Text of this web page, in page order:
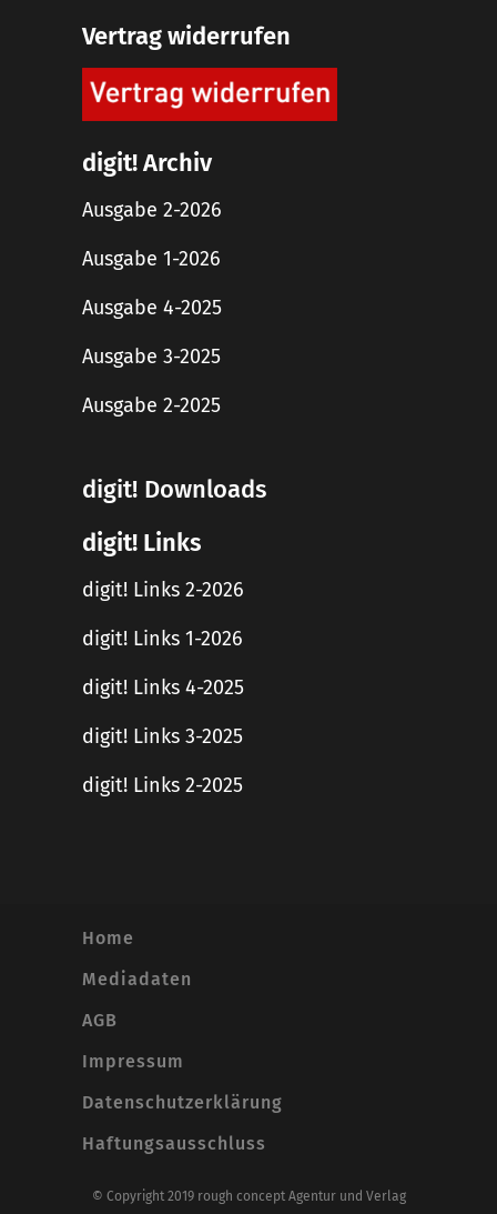
Vertrag widerrufen
digit! Archiv
Ausgabe 2-2026
Ausgabe 1-2026
Ausgabe 4-2025
Ausgabe 3-2025
Ausgabe 2-2025
digit! Downloads
digit! Links
digit! Links 2-2026
digit! Links 1-2026
digit! Links 4-2025
digit! Links 3-2025
digit! Links 2-2025
Home
Mediadaten
AGB
Impressum
Datenschutzerklärung
Haftungsausschluss
© Copyright 2019 rough concept Agentur und Verlag